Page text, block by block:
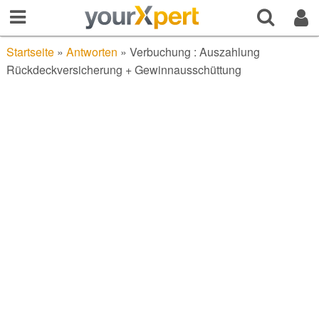
Startseite» Antworten » Verbuchung : Auszahlung
Rückdeckversicherung + Gewinnausschüttung